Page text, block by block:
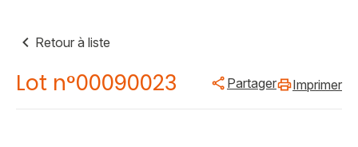
Retour à liste
Lot n°00090023 Partager Imprimer